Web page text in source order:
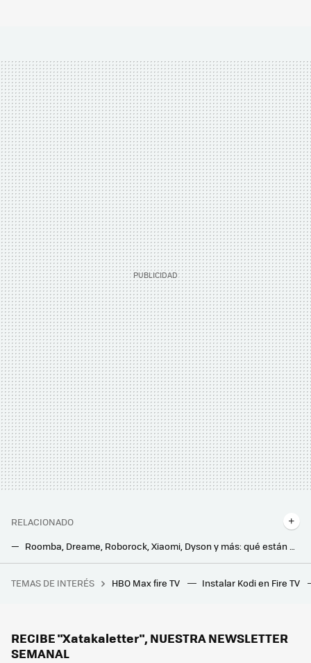
RELACIONADO
Vale cada céntimo que he pagado: he jubilado la fregona y tengo más tiempo libre
En 3 días se estrena la película de ciencia ficción más importante del año. Todo el futuro de un universo depende de ella
TEMAS DE INTERÉS HBO Max fire TV Instalar Kodi en Fire TV
RECIBE "Xatakaletter", NUESTRA NEWSLETTER
SEMANAL